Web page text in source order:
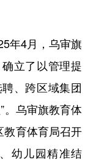
山西
江苏
江西
年4月，乌审旗
立了以管理提
、跨区域集团
。乌审旗教育体
教育体育局召开
幼儿园精准结